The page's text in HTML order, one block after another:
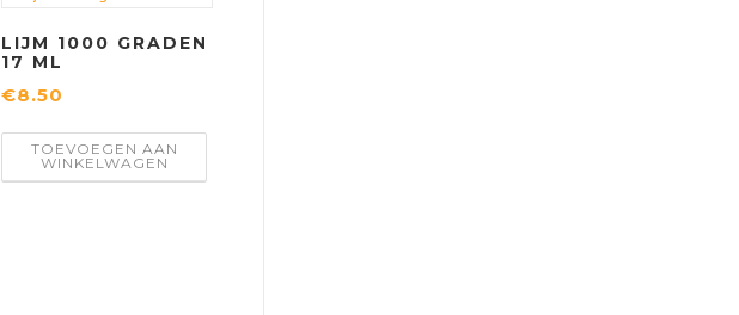
LIJM 1000 GRADEN
17 ML
€8.50
TOEVOEGEN AAN
WINKELWAGEN